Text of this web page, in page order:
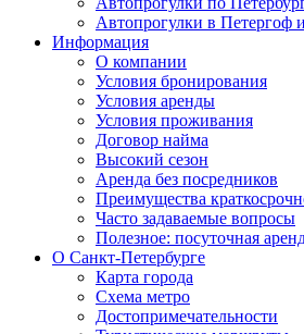
Автопрогулки в Петергоф
Информация
О компании
Условия бронирования
Условия аренды
Условия проживания
Договор найма
Высокий сезон
Аренда без посредников
Преимущества
Часто задаваемые вопросы
Полезное: посуточная
О Санкт-Петербурге
Карта города
Схема метро
Достопримечательности